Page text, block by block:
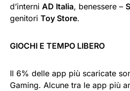
d’interni AD Italia, benessere –
genitori Toy Store.
GIOCHI E TEMPO LIBERO
Il 6% delle app più scaricate
Gaming. Alcune tra le app più